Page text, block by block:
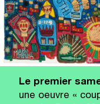
Le premier
une oeuvre «